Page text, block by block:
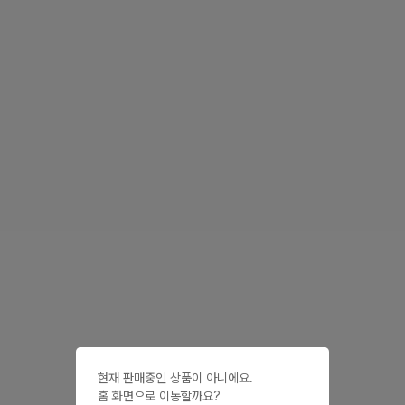
현재 판매중인 상품이 아니에요.
홈 화면으로 이동할까요?